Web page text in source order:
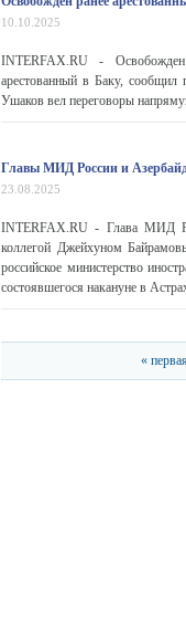
10.10.2025
INTERFAX.RU -
арестованный в Баку,
Ушаков вел переговоры
Главы МИД России и
23.08.2025
INTERFAX.RU - Глава МИД
коллегой Джейхуном
российское министерство
состоявшегося накануне в
«